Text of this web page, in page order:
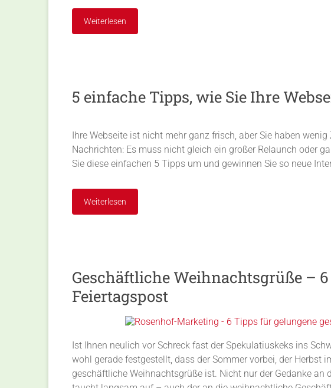
Weiterlesen
5 einfache Tipps, wie Sie Ihre
Ihre Webseite ist nicht mehr ganz frisch, aber Sie haben
Nachrichten: Es muss nicht gleich ein großer Relaunch oder
Sie diese einfachen 5 Tipps um und gewinnen Sie so neue
Weiterlesen
Geschäftliche Weihnachtsgrüße –
Feiertagspost
Ist Ihnen neulich vor Schreck fast der Spekulatiuskeks ins
wohl gerade festgestellt, dass der Sommer vorbei, der Herbst
geschäftliche Weihnachtsgrüße ist. Nicht nur der Gedanke an